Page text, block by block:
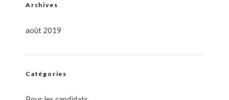
Archives
août 2019
Catégories